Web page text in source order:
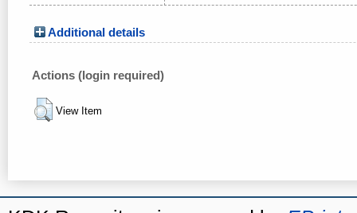
Additional details
Actions (login required)
View Item